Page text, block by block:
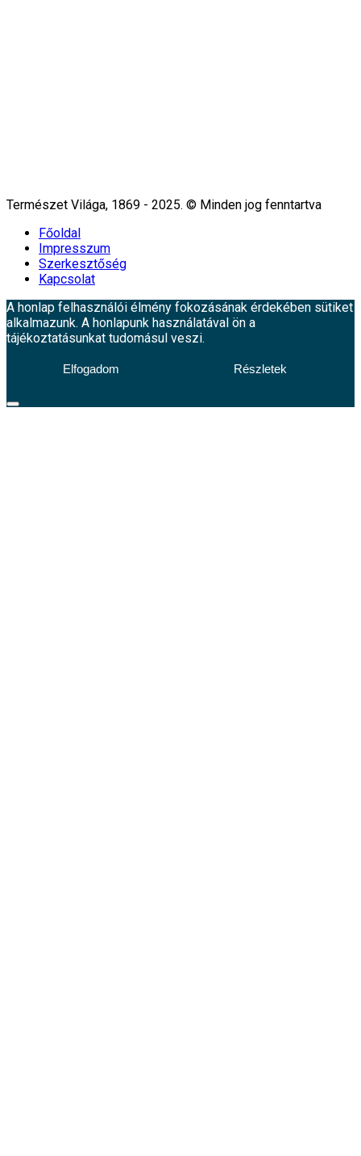
Természet Világa, 1869 - 2025. © Minden jog fenntartva
Főoldal
Impresszum
Szerkesztőség
Kapcsolat
A honlap felhasználói élmény fokozásának érdekében sütiket
alkalmazunk. A honlapunk használatával ön a
tájékoztatásunkat tudomásul veszi.
Elfogadom Részletek